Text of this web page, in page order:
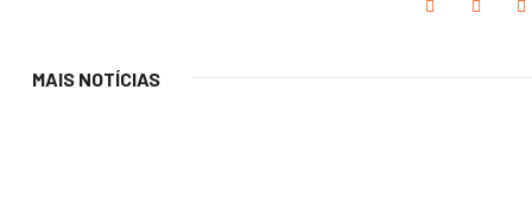
MAIS NOTÍCIAS